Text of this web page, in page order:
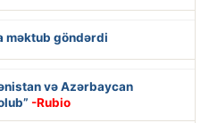
məktub göndərdi
və Azərbaycan
-Rubio